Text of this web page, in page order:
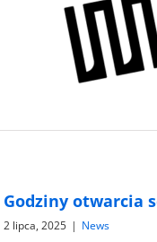
Godziny otwarcia
2 lipca, 2025 | News